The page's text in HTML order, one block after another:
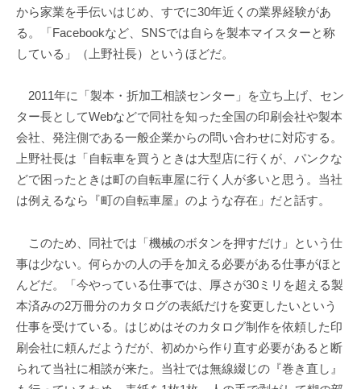
から家業を手伝いはじめ、すでに30年近くの業界経験があ
る。「Facebookなど、SNSでは自らを製本マイスターと称
している」（上野社長）というほどだ。
2011年に「製本・折加工相談センター」を立ち上げ、セン
ター長としてWebなどで同社を知った全国の印刷会社や製本
会社、発注側である一般企業からの問い合わせに対応する。
上野社長は「自転車を買うときは大型店に行くが、パンクな
どで困ったときは町の自転車屋に行く人が多いと思う。当社
は例えるなら『町の自転車屋』のような存在」だと話す。
このため、同社では「機械のボタンを押すだけ」という仕
事は少ない。何らかの人の手を加える必要がある仕事がほと
んどだ。「今やっている仕事では、厚さが30ミリを超える製
本済みの2万冊分のカタログの表紙だけを変更したいという
仕事を受けている。はじめはそのカタログ制作を依頼した印
刷会社に頼んだようだが、初めから作り直す必要があると断
られて当社に相談が来た。当社では無線綴じの『巻き直し』